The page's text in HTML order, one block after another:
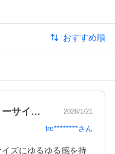
おすすめ順
着用に慣れてないからか、フリーサイズに… 2026/1/21
tre********さん
ズにゆるゆる感を持